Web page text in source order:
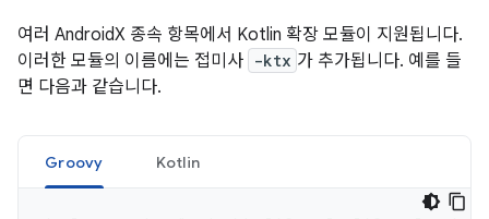
여러 AndroidX 종속 항목에서 Kotlin 확장 모듈이 지원됩니다.
이러한 모듈의 이름에는 접미사 -ktx 가 추가됩니다. 예를 들
면 다음과 같습니다.
Groovy Kotlin